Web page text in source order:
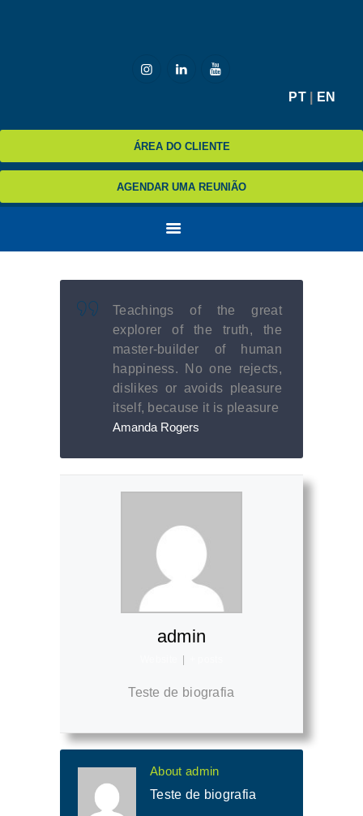
PT| EN
ÁREA DO CLIENTE
AGENDAR UMA REUNIÃO
EXPERTISE
NA MÍDIA
BLOG
Teachings of the great
explorer of the truth, the
master-builder of human
happiness. No one rejects,
dislikes or avoids pleasure
itself, because it is pleasure
Amanda Rogers
admin
|
Teste de biografia
About admin
Teste de biografia